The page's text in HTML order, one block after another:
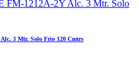
3 Mtr. Solo Frio 120 Cmtrs